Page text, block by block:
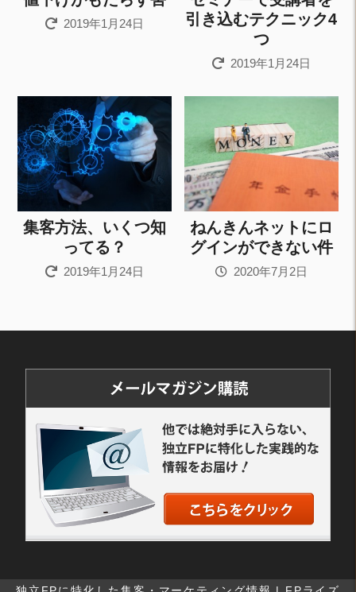
2019年1月24日
引き込むテクニック4
つ
2019年1月24日
集客方法、いくつ知
ってる？
2019年1月24日
ねんきんネットにロ
グインができない件
2020年7月2日